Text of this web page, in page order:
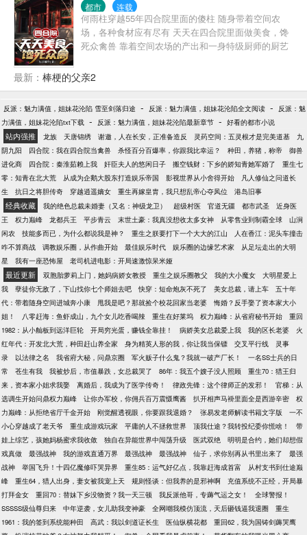
都市 连载
何雨柱穿越55年四合院里面的傻柱 随身带着空间农
场，各种食材应有尽有 天天在四合院里面做美食，馋
死众禽兽 靠着空间农场的产出和一身特级厨师的厨艺
锁餐饮酒楼 娶上美娇妻，爱情、事业、人生大丰收 断
了四合院众禽兽的算计，也断了白寡妇的算计
最新： 棒梗的父亲2
反派：魅力满值，姐妹花沦陷 雪至剑落归途 - 反派：魅力满值，姐妹花沦陷全文阅读 -
反派：魅
力满值，姐妹花沦陷txt下载 - 反派：魅力满值，姐妹花沦陷最新章节 - 好看的都市小说
站内强推 龙族 天唐锦绣 谢邀，人在长安，正准备造反 灵药空间：五灵根才是完美道基
九
阴九阳
四合院：我在四合院当禽兽 杀怪百分百爆率，你跟我比幸运？ 种田，养猪，称帝
御兽
进化商
四合院：秦淮茹赖上我 奸臣夫人的悠闲日子 搬空钱财：下乡的娇知青她军婚了
重生七
零：知青在北大荒
从成为企鹅大股东打造娱乐帝国 影视世界从小舍得开始
凡人修仙之问道长
生
抗日之将胆传奇 穿越逍遥嫡女 重生再嫁皇胄，我只想乱帝心夺凤位 港岛旧事
经典收藏 我的绝色总裁未婚妻（又名：神级龙卫） 超级村医 官道无疆 都市武圣
近身医
王
权力巅峰 龙都兵王 平步青云 末世土豪：我真没想收太多女神 从零售业到制霸全球
山涧
闲农
技能多而已，为什么都说我是神？ 重生之朕要打下一个大大的江山
人在香江：泥头车撞击
咋不算商战
调教娱乐圈，从作曲开始 最佳娱乐时代 娱乐圈的边缘艺术家
从足坛走出的大明
星
我有一座恐怖屋 老司机进电影：开局速激惊呆米娅
最近更新 双胞胎萝莉上门，她妈病娇女教授 重生之娱乐圈教父 我的大小魔女
大明星爱上
我
孽徒你无敌了，下山找你七个师姐去吧 快穿：短命炮灰不死了 美女总裁，请上车
五十年
代：带着随身空间进城奔小康
甩我是吧？那就捡个校花回家当老婆
悔婚？反手娶了资本家大小
姐！
八零赶海：鱼虾成山，九个女儿吃香喝辣 重生在好莱坞 权力巅峰：从省府秘书开始
重回
1982：从小舢板到远洋巨轮
开局穷光蛋，赚钱全靠挂！ 病娇美女总裁爱上我 我的区长老婆
火
红年代：开发北大荒，种田赶山养全家
身为精英人形的我，你让我当保镖 交叉平行线
灵事
录
以法律之名 我省府大秘，问鼎京圈 军火贩子什么鬼？我就一破产厂长！
一名SS士兵的日
常
苍生有我 我被炒后，市值暴跌，女总裁哭了 86年：我五个嫂子没人照顾
重生70：猎王归
来，资本家小姐求我娶
离婚后，我成为了医学传奇！ 律政先锋：这个律师正的发邪！
官梯：从
选调生开始问鼎权力巅峰
让你办军校，你佣兵百万震慑鹰酱 扒开相声马褂里面全是西游辛密
权
力巅峰：从拒绝省厅千金开始
刚觉醒透视眼，你要跟我退婚？ 张易发老师解读书籍文字版
一不
小心穿越成了老天爷
重生成游戏玩家 平庸的人不拯救世界 顶我仕途？我转投纪委你慌啥！
带
娃上综艺，孩她妈杨蜜求我收敛
独自在异能世界中闯荡升级 医武双绝
明明是合约，她们却想假
戏真做
最强战神 我的游戏直通万界 最强战神 最强战神 仙子，求你别再从书里出来了
最强
战神
举国飞升！十四亿魔修吓哭异界 重生85：运气好亿点，我靠赶海成首富
从村支书到仕途巅
峰
重生64，猎人出身，妻女被我宠上天 规则怪谈：但我养的是邪神啊
充值系统不正经，开局暴
打拜金女
重回70：替妹下乡没物资？我一天三顿 我反派他哥，专薅气运之女！
全球警报！
SSSSS级仙尊归来
中年逆袭，女儿助我变神豪 全网嘲我模仿顶流，天后砸钱逼我退圈
重生
1961：我的签到系统能种田
高武：我以剑道证长生 医仙纵横花都
重回62，我为国铸剑薅哭鹰